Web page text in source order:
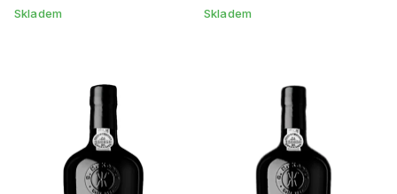
Skladem Skladem